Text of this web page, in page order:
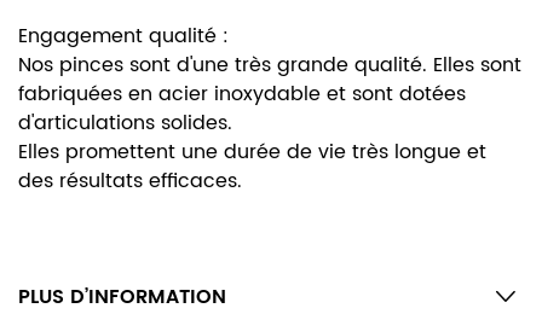
Engagement qualité :
Nos pinces sont d'une très grande qualité. Elles sont
fabriquées en acier inoxydable et sont dotées
d'articulations solides.
Elles promettent une durée de vie très longue et
des résultats efficaces.
PLUS D’INFORMATION